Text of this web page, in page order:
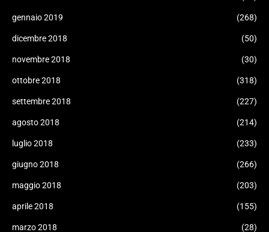
gennaio 2019 (268)
dicembre 2018 (50)
novembre 2018 (30)
ottobre 2018 (318)
settembre 2018 (227)
agosto 2018 (214)
luglio 2018 (233)
giugno 2018 (266)
maggio 2018 (203)
aprile 2018 (155)
marzo 2018 (28)